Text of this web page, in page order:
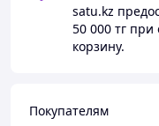
satu.kz
50 000 тг при
корзину.
Покупателям